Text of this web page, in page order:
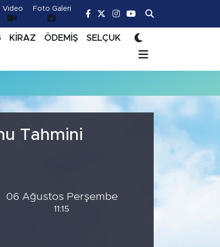
Video Foto Galeri
KİRAZ ÖDEMİŞ SELÇUK
Tahmini
06 Ağustos Perşembe
11:15